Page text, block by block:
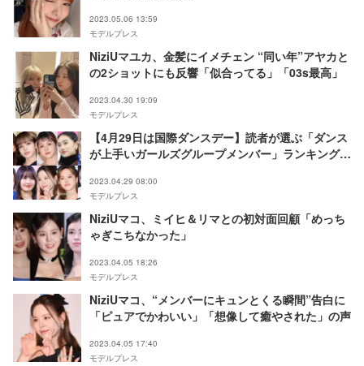
2023.05.06 13:59
モデルプレス
NiziUマユカ、金髪にイメチェン “同い年”アヤカと
の2ショットにも反響「似合ってる」「03s最高」
2023.04.30 19:09
モデルプレス
【4月29日は国際ダンスデー】読者が選ぶ「ダンス
が上手いガールズグループメンバー」ランキング＜
2023.04.29 08:00
モデルプレス
NiziUマコ、ミイヒ＆リマとの初対面回顧「めっち
ゃぎこちなかった」
2023.04.05 18:26
モデルプレス
NiziUマコ、“メンバーにキュンとくる瞬間”告白に
「ピュアでかわいい」「想像して癒やされた」の声
2023.04.05 17:40
モデルプレス